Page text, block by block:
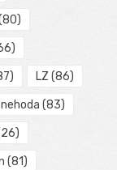
LZ (86)
nehoda (83)
(81)